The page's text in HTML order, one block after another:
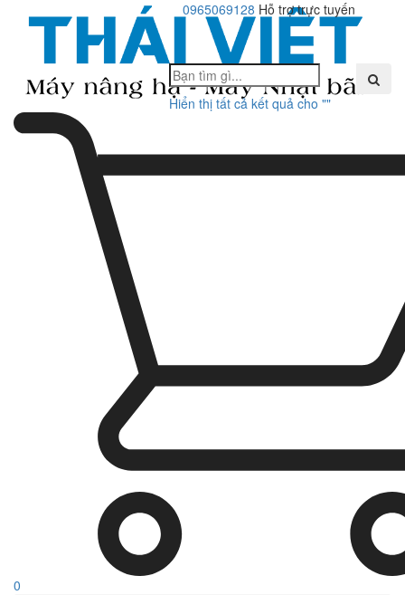
0965069128 Hỗ trợ trực tuyến
Hiển thị tất cả kết quả cho ""
0